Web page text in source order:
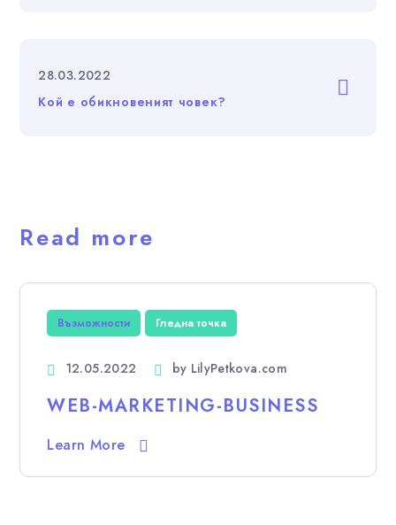
28.03.2022
Кой е обикновеният човек?
Read more
Възможности Гледна точка
12.05.2022 by LilyPetkova.com
WEB-MARKETING-BUSINESS
Learn More